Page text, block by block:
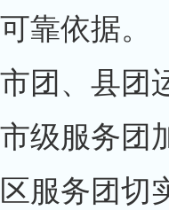
靠依据。
、县团
级服务团
服务团切